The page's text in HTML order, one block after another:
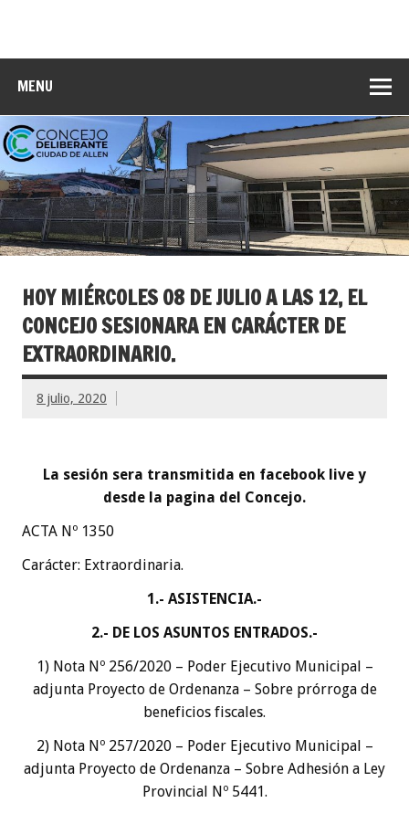
MENU
HOY MIÉRCOLES 08 DE JULIO A LAS 12, EL
CONCEJO SESIONARA EN CARÁCTER DE
EXTRAORDINARIO.
8 julio, 2020
La sesión sera transmitida en facebook live y
desde la pagina del Concejo.
ACTA Nº 1350
Carácter: Extraordinaria.
1.- ASISTENCIA.-
2.- DE LOS ASUNTOS ENTRADOS.-
1) Nota Nº 256/2020 – Poder Ejecutivo Municipal –
adjunta Proyecto de Ordenanza – Sobre prórroga de
beneficios fiscales.
2) Nota Nº 257/2020 – Poder Ejecutivo Municipal –
adjunta Proyecto de Ordenanza – Sobre Adhesión a Ley
Provincial Nº 5441.